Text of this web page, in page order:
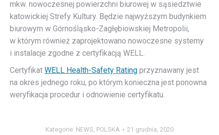
mkw. nowoczesnej powierzchni biurowej w sąsiedztwie
katowickiej Strefy Kultury. Będzie najwyższym budynkiem
biurowym w Górnośląsko-Zagłębiowskiej Metropolii,
w którym również zaprojektowano nowoczesne systemy
i instalacje zgodne z certyfikacją WELL.
Certyfikat WELL Health-Safety Rating przyznawany jest
na okres jednego roku, po którym konieczna jest ponowna
weryfikacja procedur i odnowienie certyfikatu.
Kategorie: NEWS, POLSKA 21 grudnia, 2020